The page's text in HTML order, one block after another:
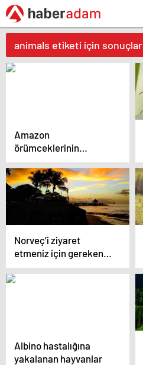
animals etiketi için sonuçlar
Amazon
örümceklerinin
esrarengiz dünyalarına
gitmeye hazır olun.
Norveç’i ziyaret
etmeniz için gereken
25 sebep
Albino hastalığına
yakalanan hayvanlar